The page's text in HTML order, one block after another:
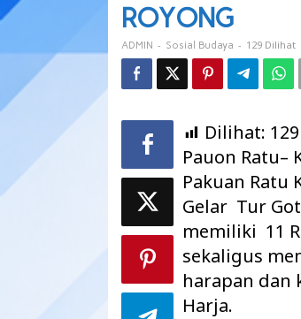
ROYONG
ADMIN - Sosial Budaya - 129 Dilihat
Dilihat: 129
Pauon Ratu–
Pakuan Ratu
Gelar Tur
memiliki 11
sekaligus
harapan dan
Harja.